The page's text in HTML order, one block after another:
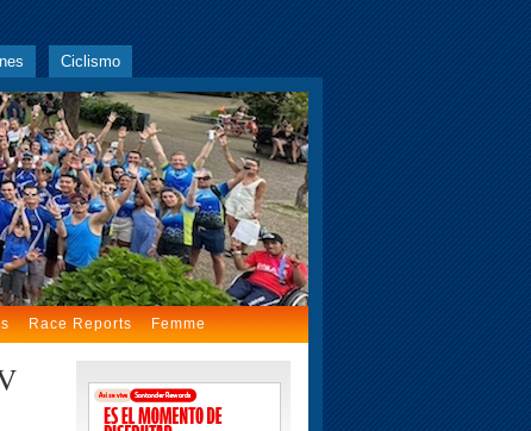
Ciclismo
Race Reports Femme